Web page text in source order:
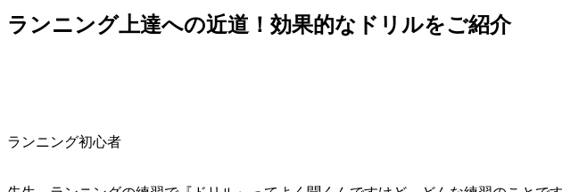
ランニング上達への近道！効果的なドリルをご紹介
ランニング初心者